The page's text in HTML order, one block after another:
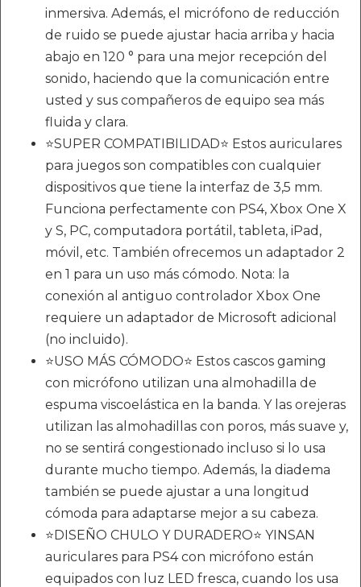
inmersiva. Además, el micrófono de reducción
de ruido se puede ajustar hacia arriba y hacia
abajo en 120 ° para una mejor recepción del
sonido, haciendo que la comunicación entre
usted y sus compañeros de equipo sea más
fluida y clara.
⭐SUPER COMPATIBILIDAD⭐ Estos auriculares
para juegos son compatibles con cualquier
dispositivos que tiene la interfaz de 3,5 mm.
Funciona perfectamente con PS4, Xbox One X
y S, PC, computadora portátil, tableta, iPad,
móvil, etc. También ofrecemos un adaptador 2
en 1 para un uso más cómodo. Nota: la
conexión al antiguo controlador Xbox One
requiere un adaptador de Microsoft adicional
(no incluido).
⭐USO MÁS CÓMODO⭐ Estos cascos gaming
con micrófono utilizan una almohadilla de
espuma viscoelástica en la banda. Y las orejeras
utilizan las almohadillas con poros, más suave y,
no se sentirá congestionado incluso si lo usa
durante mucho tiempo. Además, la diadema
también se puede ajustar a una longitud
cómoda para adaptarse mejor a su cabeza.
⭐DISEÑO CHULO Y DURADERO⭐ YINSAN
auriculares para PS4 con micrófono están
equipados con luz LED fresca, cuando los usa